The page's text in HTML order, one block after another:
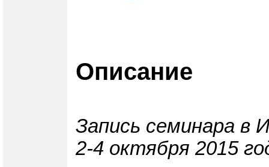
Описание
Запись семинара в
2-4 октября 2015